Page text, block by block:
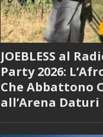
JOEBLESS al
Party 2026:
Che Abbattono
all’Arena Daturi